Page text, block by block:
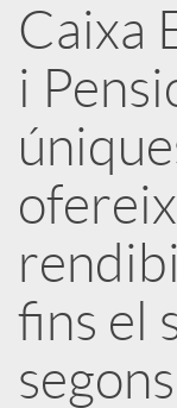
r
x
e
s
S
Caixa
i
fins el